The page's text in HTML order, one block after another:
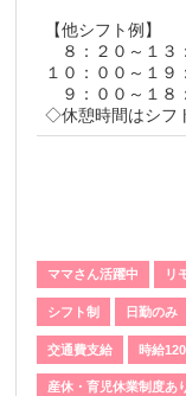
【他シフト例】
８：２０～１３
１０：００～１９
９：００～１８
◇休憩時間はシフ
ママさん活躍中 リ
シフト制 日勤のみ
交通費支給 時給
産休・育児休業制度あ